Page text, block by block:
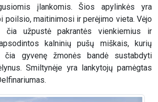
įlankomis. Šios apylinkės yra
poilsio, maitinimosi ir perėjimo vieta. Vėjo
čia užpustė pakrantės vienkiemius ir
kalninių pušų miškais, kurių
čia gyvenę žmonės bandė sustabdyti
Smiltynėje yra lankytojų pamėgtas